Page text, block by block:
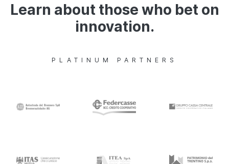
Learn about those who bet on
innovation.
PLATINUM PARTNERS